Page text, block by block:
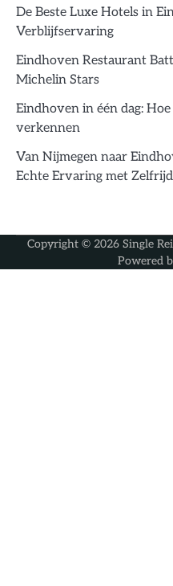
De Beste Luxe Hotels in
Verblijfservaring
Eindhoven Restaurant
Michelin Stars
Eindhoven in één dag:
verkennen
Van Nijmegen naar
Echte Ervaring met
Copyright © 2026 Single
Powered